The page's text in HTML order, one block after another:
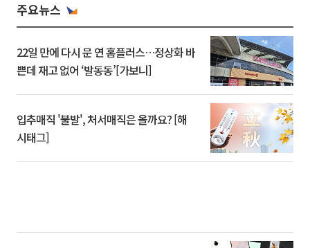
주요뉴스
22일 만에 다시 문 연 홈플러스…정상화 바
쁜데 재고 없어 ‘발동동’[가보니]
입추매직 '불발', 처서매직은 올까요? [해
시태그]